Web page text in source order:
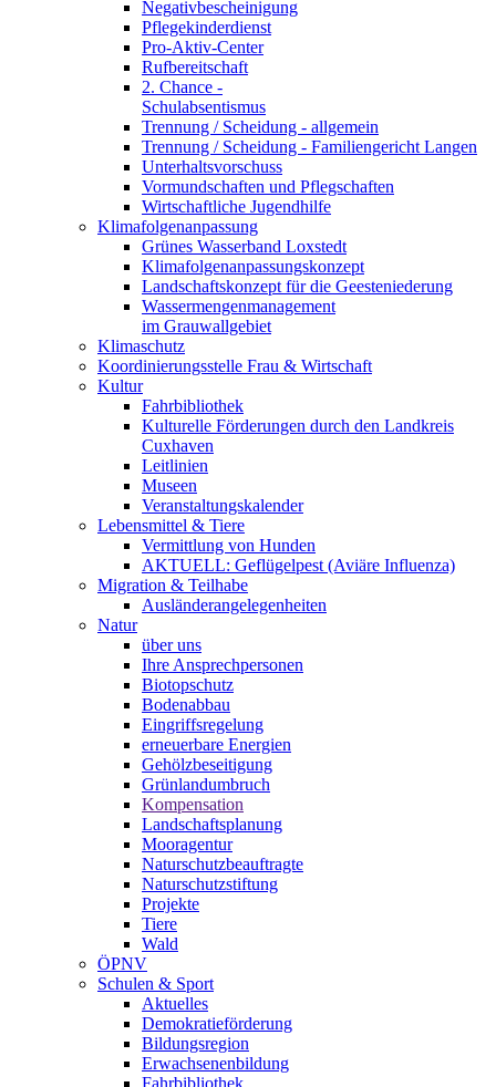
Negativbescheinigung
Pflegekinderdienst
Pro-Aktiv-Center
Rufbereitschaft
2. Chance -
Schulabsentismus
Trennung / Scheidung - allgemein
Trennung / Scheidung - Familiengericht Langen
Unterhaltsvorschuss
Vormundschaften und Pflegschaften
Wirtschaftliche Jugendhilfe
Klimafolgenanpassung
Grünes Wasserband Loxstedt
Klimafolgenanpassungskonzept
Landschaftskonzept für die Geesteniederung
Wassermengenmanagement
im Grauwallgebiet
Klimaschutz
Koordinierungsstelle Frau & Wirtschaft
Kultur
Fahrbibliothek
Kulturelle Förderungen durch den Landkreis
Cuxhaven
Leitlinien
Museen
Veranstaltungskalender
Lebensmittel & Tiere
Vermittlung von Hunden
AKTUELL: Geflügelpest (Aviäre Influenza)
Migration & Teilhabe
Ausländerangelegenheiten
Natur
über uns
Ihre Ansprechpersonen
Biotopschutz
Bodenabbau
Eingriffsregelung
erneuerbare Energien
Gehölzbeseitigung
Grünlandumbruch
Kompensation
Landschaftsplanung
Mooragentur
Naturschutzbeauftragte
Naturschutzstiftung
Projekte
Tiere
Wald
ÖPNV
Schulen & Sport
Aktuelles
Demokratieförderung
Bildungsregion
Erwachsenenbildung
Fahrbibliothek